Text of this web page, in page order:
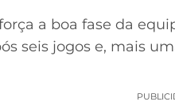
a boa fase da
seis jogos e, mais